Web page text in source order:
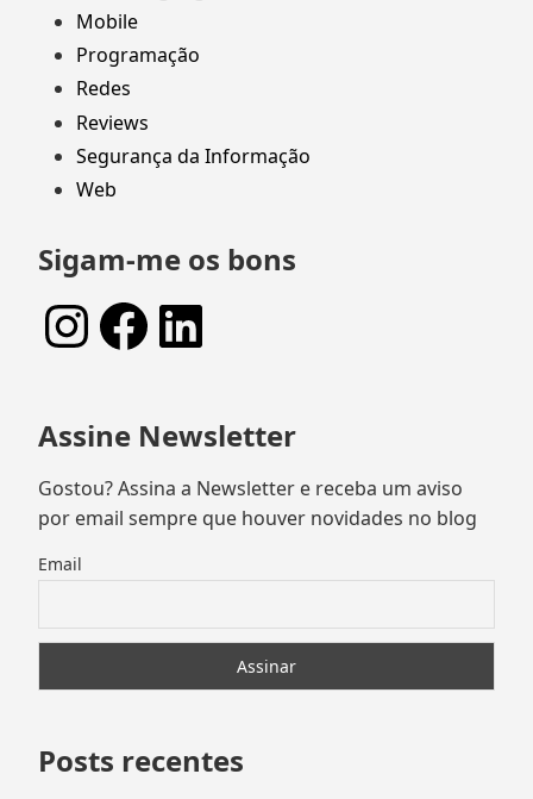
Mobile
Programação
Redes
Reviews
Segurança da Informação
Web
Sigam-me os bons
InstagramFacebookLinkedIn
Assine Newsletter
Gostou? Assina a Newsletter e receba um aviso
por email sempre que houver novidades no blog
Email
Posts recentes